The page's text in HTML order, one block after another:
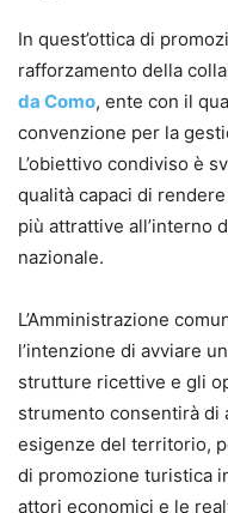
In quest’ottica di
rafforzamento della
da Como, ente con il
convenzione per la
L’obiettivo condiviso è
qualità capaci di
più attrattive all’interno
nazionale.
L’Amministrazione
l’intenzione di avviare
strutture ricettive e gli
strumento consentirà di
esigenze del territorio,
di promozione turistica
attori economici e le